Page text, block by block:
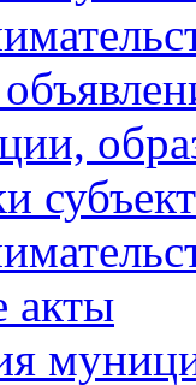
акты